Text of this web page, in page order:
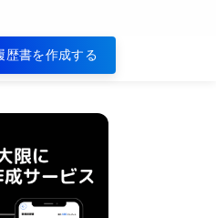
歴書を作成する